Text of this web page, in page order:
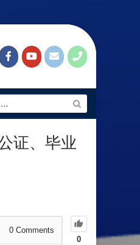
证、毕业
0
0 Comments